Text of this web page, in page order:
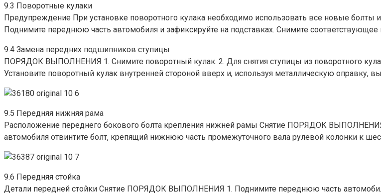
9.3 Поворотные кулаки
Предупреждение При установке поворотного кулака необходимо использовать все новые
Поднимите переднюю часть автомобиля и зафиксируйте на подставках. Снимите соответствующее
9.4 Замена передних подшипников ступицы
ПОРЯДОК ВЫПОЛНЕНИЯ 1. Снимите поворотный кулак. 2. Для снятия ступицы из поворотного
Установите поворотный кулак внутренней стороной вверх и, используя металлическую оправку,
9.5 Передняя нижняя рама
Расположение переднего бокового болта крепления нижней рамы Снятие ПОРЯДОК
автомобиля отвинтите болт, крепящий нижнюю часть промежуточного вала рулевой колонки к
9.6 Передняя стойка
Детали передней стойки Снятие ПОРЯДОК ВЫПОЛНЕНИЯ 1. Поднимите переднюю часть